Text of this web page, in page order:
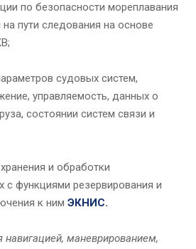
по безопасности мореплавания
пути следования на основе
судовых систем,
управляемость, данных о
состоянии систем связи и
и обработки
с функциями резервирования и
к ним ЭКНИС.
маневрированием,